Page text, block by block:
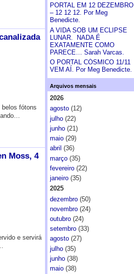
fótons
Moss, 4
e servirá
PORTAL EM 12 DEZEMBRO
– 12 12 12. Por Meg
Benedicte.
A VIDA SOB UM ECLIPSE
LUNAR. NADA É
EXATAMENTE COMO
PARECE… Sarah Varcas.
O PORTAL CÓSMICO 11/11
VEM AÍ. Por Meg Benedicte.
Arquivos mensais
2026
agosto(12)
julho(22)
junho(21)
maio(29)
abril (36)
março(35)
fevereiro(22)
janeiro(35)
2025
dezembro(50)
novembro(24)
outubro(24)
setembro(33)
agosto(27)
julho(35)
junho(38)
maio(38)